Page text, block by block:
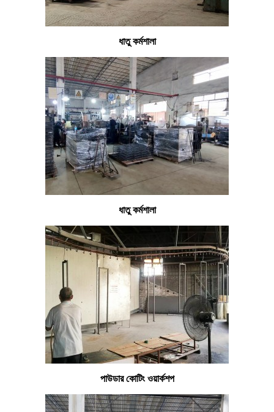
ধাতু কর্মশালা
ধাতু কর্মশালা
পাউডার কোটিং ওয়ার্কশপ